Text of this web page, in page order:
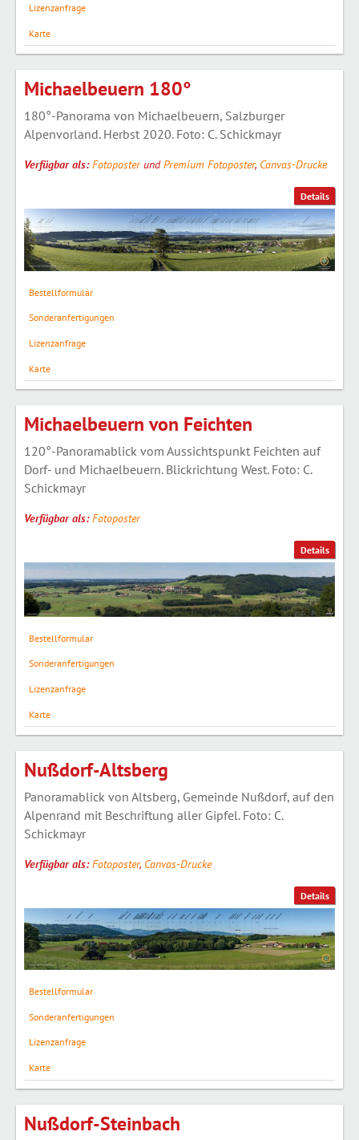
Lizenzanfrage
Karte
Details
Michaelbeuern 180°
180°-Panorama von Michaelbeuern, Salzburger
Alpenvorland. Herbst 2020. Foto: C. Schickmayr
Verfügbar als:FotoposterundPremium Fotoposter, Canvas-Drucke
Bestellformular
Sonderanfertigungen
Lizenzanfrage
Karte
Details
Michaelbeuern von Feichten
120°-Panoramablick vom Aussichtspunkt Feichten auf
Dorf- und Michaelbeuern. Blickrichtung West. Foto: C.
Schickmayr
Verfügbar als:Fotoposter
Bestellformular
Sonderanfertigungen
Lizenzanfrage
Karte
Details
Nußdorf-Altsberg
Panoramablick von Altsberg, Gemeinde Nußdorf, auf den
Alpenrand mit Beschriftung aller Gipfel. Foto: C.
Schickmayr
Verfügbar als:Fotoposter, Canvas-Drucke
Bestellformular
Sonderanfertigungen
Lizenzanfrage
Karte
Nußdorf-Steinbach